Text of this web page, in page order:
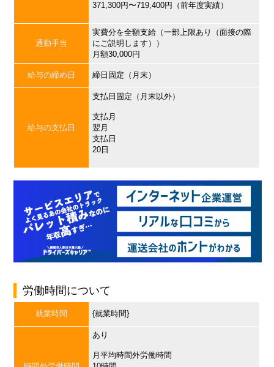
371,300円〜719,400円（前年度実績）
通勤手当
実費分を全額支給（一部上限あり（面接の際
にご説明します））
月額30,000円
給与の締め日 締日固定（月末）
給与の支払日
支払日固定（月末以外）
支払月
翌月
支払日
20日
労働時間について
就業時間 {就業時間}
あり
月平均時間外労働時間